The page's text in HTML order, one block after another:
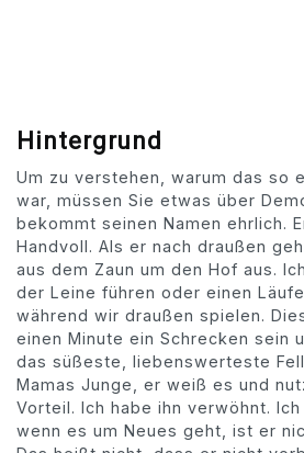
Hintergrund
Um zu verstehen, warum das so
war, müssen Sie etwas über
bekommt seinen Namen ehrlich.
Handvoll. Als er nach draußen
aus dem Zaun um den Hof aus.
der Leine führen oder einen
während wir draußen spielen.
einen Minute ein Schrecken sein
das süßeste, liebenswerteste
Mamas Junge, er weiß es und
Vorteil. Ich habe ihn verwöhnt.
wenn es um Neues geht, ist er